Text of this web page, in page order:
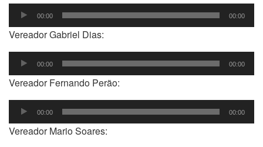
Tocador
de
áudio
00:00 00:00
Vereador Gabriel Dias:
Tocador
de
áudio
00:00 00:00
Vereador Fernando Perão:
Tocador
de
áudio
00:00 00:00
Vereador Mario Soares: